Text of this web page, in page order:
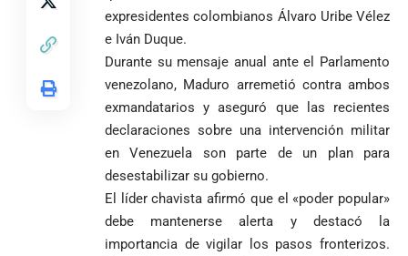
expresidentes colombianos Álvaro Uribe Vélez
e Iván Duque.
Durante su mensaje anual ante el Parlamento
venezolano, Maduro arremetió contra ambos
exmandatarios y aseguró que las recientes
declaraciones sobre una intervención militar
en Venezuela son parte de un plan para
desestabilizar su gobierno.
El líder chavista afirmó que el «poder popular»
debe mantenerse alerta y destacó la
importancia de vigilar los pasos fronterizos.
demanda
de Quintero en
Supersalud y
pide
suspensión
cargo
indígenas,
afrodescendientes
y mestizos
campesinos
inician nueva
jornada académica
en Medellín
Diócesis de
Gustavo Petro
afirma que “no
se puede
proclamar
presidente” y
pide esperar
los
escrutinios
Marfil
sorprende a
Ecuador en el
último suspiro
invicto de 19
partidos
Acoso sexual en
medios: Nueva
vocera
presuntamente lo
Más de 700
estudiantes
indígenas,
afrodescendientes
campesinos
inician nueva
jornada académica
en Medellín